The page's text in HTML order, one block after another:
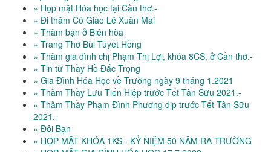
» Họp mặt Hóa học tại Cần thơ.-
» Đi thăm Cô Giáo Lê Xuân Mai
» Thăm bạn ở Biên hòa
» Trang Thơ Bùi Tuyết Hồng
» Thăm gia đình chị Phạm Thị Lợi, khóa 8CS, ở Cần thơ.-
» Tin từ Thầy Hồ Đắc Trọng
» Gia Đình Hóa Học về Trường ngày 9 tháng 1.2021
» Thăm Thầy Lưu Tiến Hiệp trước Tết Tân Sữu 2021.-
» Thăm Thầy Phạm Đình Phương dịp trước Tết Tân Sữu
2021.-
» Đôi Bạn
» HỌP MẶT KHÓA 1KS - KỶ NIỆM 50 NĂM RA TRƯỜNG